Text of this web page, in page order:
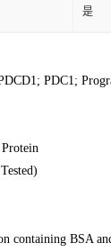
是
PDC1;
containing BSA